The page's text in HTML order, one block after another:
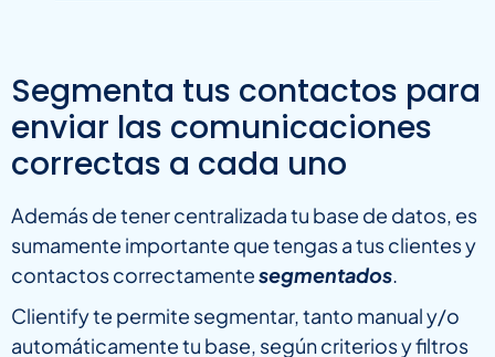
Segmenta tus contactos para
enviar las comunicaciones
correctas a cada uno
Además de tener centralizada tu base de datos, es
sumamente importante que tengas a tus clientes y
contactos correctamentesegmentados.
Clientify te permite segmentar, tanto manual y/o
automáticamente tu base, según criterios y filtros